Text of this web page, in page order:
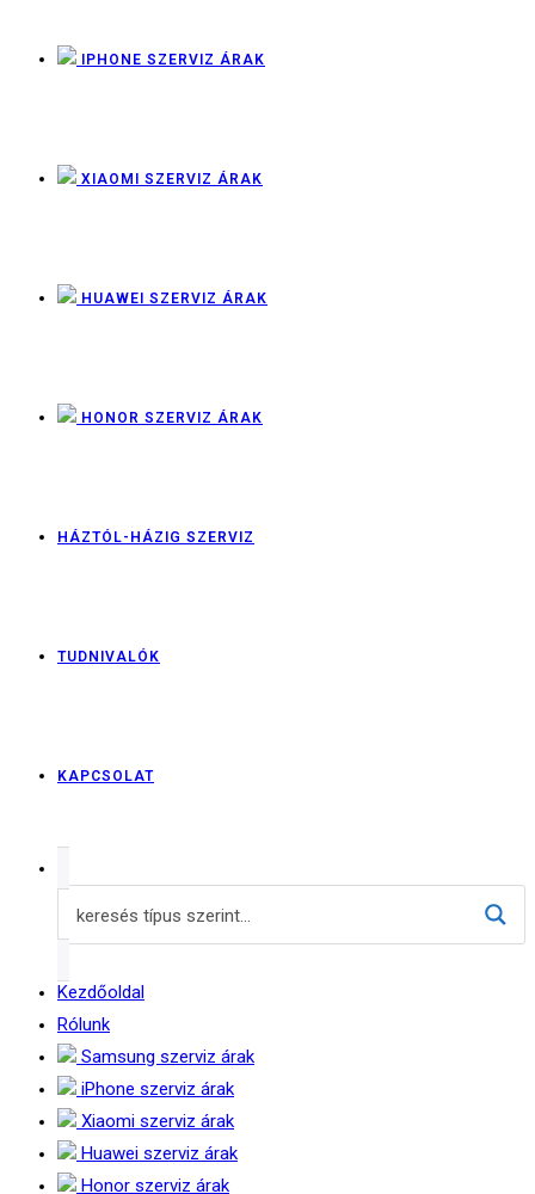
IPHONE SZERVIZ ÁRAK
XIAOMI SZERVIZ ÁRAK
HUAWEI SZERVIZ ÁRAK
HONOR SZERVIZ ÁRAK
HÁZTÓL-HÁZIG SZERVIZ
TUDNIVALÓK
KAPCSOLAT
Kezdőoldal
Rólunk
Samsung szerviz árak
iPhone szerviz árak
Xiaomi szerviz árak
Huawei szerviz árak
Honor szerviz árak